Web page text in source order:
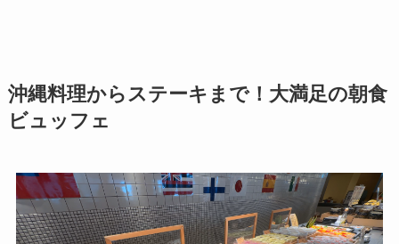
沖縄料理からステーキまで！大満足の朝食
ビュッフェ